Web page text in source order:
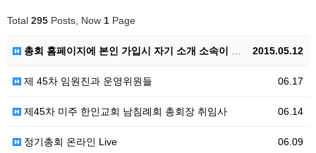
Total 295 Posts, Now 1 Page
2015.05.12
총회 홈페이지에 본인 가입시 자기 소개 소속이 빠지면 삭제의 대상이 됩니다. 기억해 주셔요.
06.17
제 45차 임원진과 운영위원들
06.14
제45차 미주 한인교회 남침례회 총회장 취임사
06.09
정기총회 온라인 Live